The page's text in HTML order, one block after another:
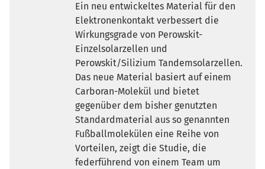
Ein neu entwickeltes Material für den
Elektronenkontakt verbessert die
Wirkungsgrade von Perowskit-
Einzelsolarzellen und
Perowskit/Silizium Tandemsolarzellen.
Das neue Material basiert auf einem
Carboran-Molekül und bietet
gegenüber dem bisher genutzten
Standardmaterial aus so genannten
Fußballmolekülen eine Reihe von
Vorteilen, zeigt die Studie, die
federführend von einem Team um